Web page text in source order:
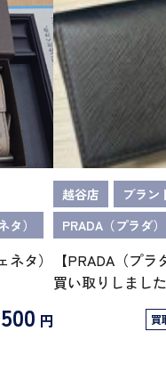
）
タ）
円
越谷店
ブラン
PRADA（プラダ）
【PRADA（プ
買い取りしました
買